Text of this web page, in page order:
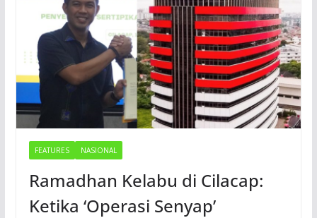
FEATURES NASIONAL
Ramadhan Kelabu di Cilacap:
Ketika ‘Operasi Senyap’